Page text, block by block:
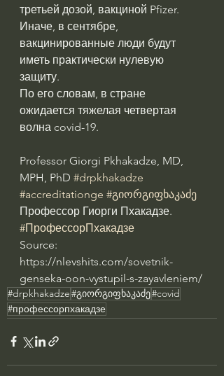
третьей дозой, вакциной Pfizer.
Иначе, в сентябре,
вакцинированные люди будут
иметь практически нулевую
защиту.
По его словам, в стране
ожидается тяжелая четвертая
волна covid-19.
Professor Giorgi Pkhakadze, MD,
MPH, PhD #drpkhakadze
#accreditationge #გიორგიფხაკაძე
Профессор Гиорги Пхакадзе.
#ПрофессорПхакадзе
Source:
https://nlevshits.com/sovetnik-
genseka-oon-vystupil-s-zayavleniem/
#drpkhakadze#გიორგიფხაკაძე#covid
#профессорпхакадзе